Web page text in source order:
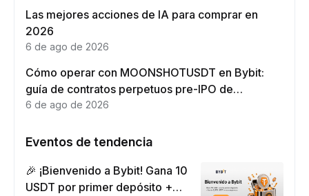
Las mejores acciones de IA para comprar en
2026
6 de ago de 2026
Cómo operar con MOONSHOTUSDT en Bybit:
guía de contratos perpetuos pre-IPO de
Moonshot AI
6 de ago de 2026
Eventos de tendencia
🎉 ¡Bienvenido a Bybit! Gana 10
USDT por primer depósito +